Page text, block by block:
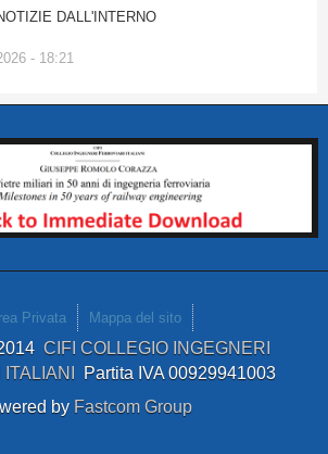
DALL'INTERNO
- 18:21
Privata Mappa del sito
CIFI COLLEGIO INGEGNERI
ITALIANI Partita IVA 00929941003
by Fastcom Group